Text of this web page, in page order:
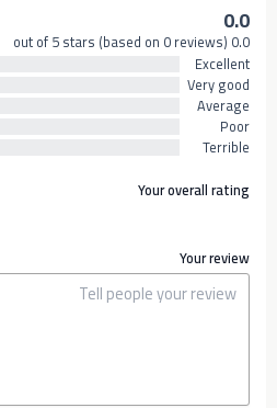
0.0
0.0 out of 5 stars (based on 0 reviews)
Excellent
Very good
Average
Poor
Terrible
Your overall rating
Your review